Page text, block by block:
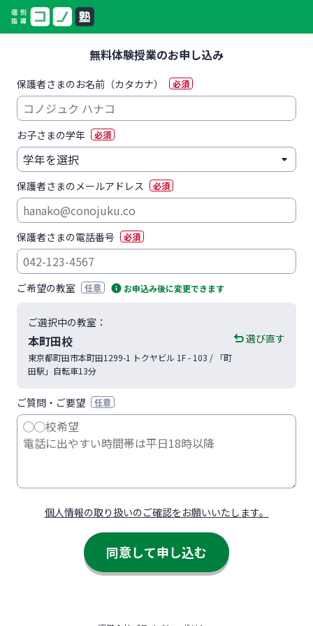
無料体験授業のお申し込み
保護者さまのお名前（カタカナ） 必須
お子さまの学年 必須
保護者さまのメールアドレス 必須
保護者さまの電話番号 必須
ご希望の教室 任意 お申込み後に変更できます
ご選択中の教室：
本町田校
東京都町田市本町田1299-1 トクヤビル 1F - 103 / 「町
田駅」自転車13分
選び直す
ご質問・ご要望 任意
個人情報の取り扱いのご確認をお願いいたします。
同意して申し込む